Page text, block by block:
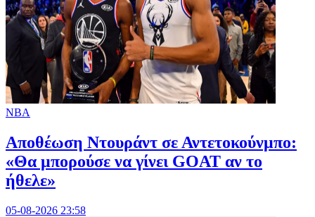
NBA
Αποθέωση Ντουράντ σε Αντετοκούνμπο:
«Θα μπορούσε να γίνει GOAT αν το
ήθελε»
05-08-2026 23:58